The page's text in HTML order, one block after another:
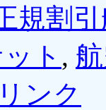
規割
ト ,
ンク